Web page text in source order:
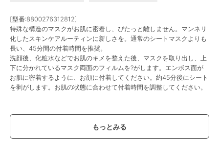
[型番:8800276312812]
特殊な構造のマスクがお肌に密着し、ぴたっと離しません。マンネリ
化したスキンケアルーティンに新しさを。通常のシートマスクよりも
長い、45分間の付着時間を推奨。
洗顔後、化粧水などでお肌のキメを整えた後、マスクを取り出し、上
下に分かれているマスク両面のフィルムを?がします。エンボス面が
お肌に密着するように、お顔に付着してください。約45分後にシート
を剥がします。お肌の状態に合わせて付着時間を調整してください。